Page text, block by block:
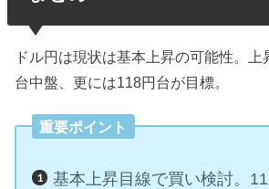
ドル円は現状は基本上昇の可能性。上
台中盤、更には118円台が目標。
重要ポイント
基本上昇目線で買い検討。